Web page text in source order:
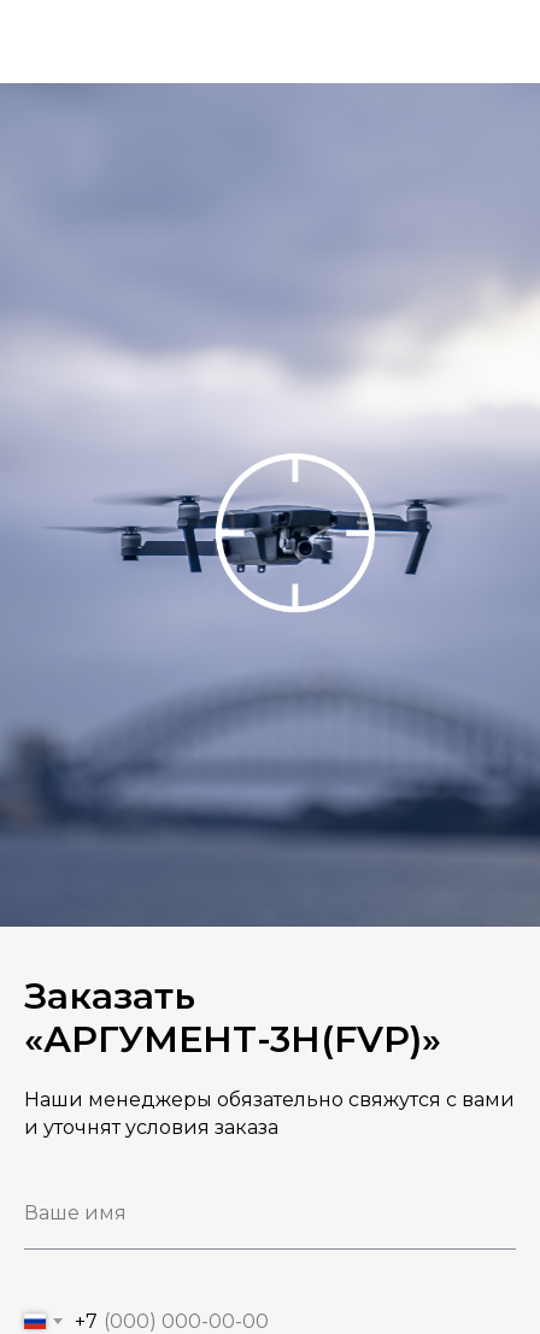
Заказать
«АРГУМЕНТ-3H(FVP)»
Наши менеджеры обязательно свяжутся с вами
и уточнят условия заказа
+7